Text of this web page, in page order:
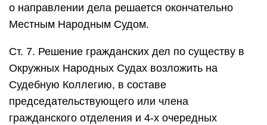
о направлении дела решается окончательно
Местным Народным Судом.
Ст. 7. Решение гражданских дел по существу в
Окружных Народных Судах возложить на
Судебную Коллегию, в составе
председательствующего или члена
гражданского отделения и 4‑х очередных